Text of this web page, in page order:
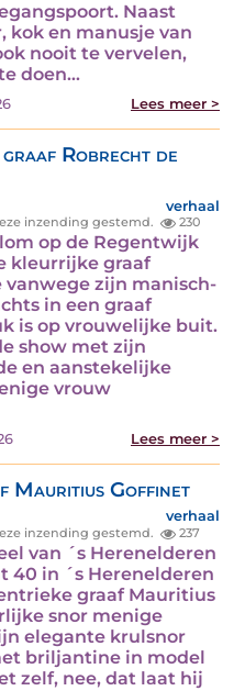
Naast
kok en manusje van
nooit te vervelen,
doen…
Lees meer >
graaf Robrecht de
verhaal
inzending gestemd. 230
op de Regentwijk
kleurrijke graaf
vanwege zijn manisch-
in een graaf
is op vrouwelijke buit.
show met zijn
en aanstekelijke
vrouw
Lees meer >
Mauritius Goffinet
verhaal
inzending gestemd. 237
van ´s Herenelderen
40 in ´s Herenelderen
graaf Mauritius
snor menige
elegante krulsnor
briljantine in model
zelf, nee, dat laat hij